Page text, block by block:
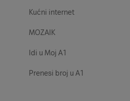
Kućni internet
MOZAIK
Idi u Moj A1
Prenesi broj u A1